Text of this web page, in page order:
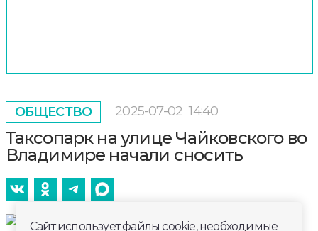
ОБЩЕСТВО 2025-07-02 14:40
Таксопарк на улице Чайковского во
Владимире начали сносить
Сайт использует файлы cookie, необходимые